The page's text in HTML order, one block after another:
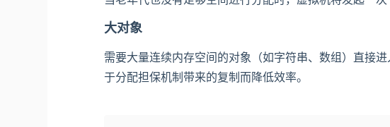
大对象
需要大量连续内存空间的对象（如字符串、数组）直接
于分配担保机制带来的复制而降低效率。